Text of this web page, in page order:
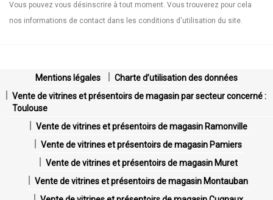
Vous pouvez vous désinscrire à tout moment. Vous trouverez pour cela
nos informations de contact dans les conditions d'utilisation du site.
Mentions légales
Charte d’utilisation des données
Vente de vitrines et présentoirs de magasin par secteur concerné :
Toulouse
Vente de vitrines et présentoirs de magasin Ramonville
Vente de vitrines et présentoirs de magasin Pamiers
Vente de vitrines et présentoirs de magasin Muret
Vente de vitrines et présentoirs de magasin Montauban